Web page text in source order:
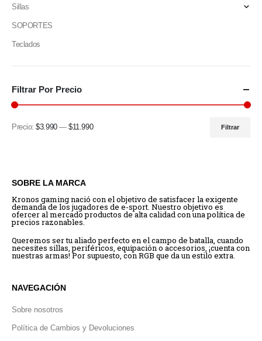
Sillas
SOPORTES
Teclados
Filtrar Por Precio
Filtrar
Precio:$3.990—$11.990
SOBRE LA MARCA
Kronos gaming nació con el objetivo de satisfacer la exigente
demanda de los jugadores de e-sport. Nuestro objetivo es
ofercer al mercado productos de alta calidad con una política de
precios razonables.
Queremos ser tu aliado perfecto en el campo de batalla, cuando
necesites sillas, periféricos, equipación o accesorios, ¡cuenta con
nuestras armas! Por supuesto, con RGB que da un estilo extra.
NAVEGACIÓN
Sobre nosotros
Política de Cambios y Devoluciones